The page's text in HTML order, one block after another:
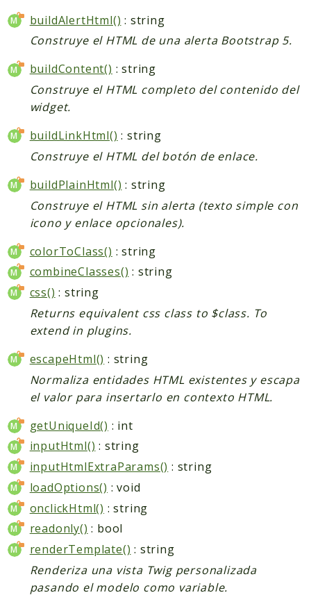
buildAlertHtml() : string
Construye el HTML de una alerta Bootstrap 5.
buildContent() : string
Construye el HTML completo del contenido del
widget.
buildLinkHtml() : string
Construye el HTML del botón de enlace.
buildPlainHtml() : string
Construye el HTML sin alerta (texto simple con
icono y enlace opcionales).
colorToClass() : string
combineClasses() : string
css() : string
Returns equivalent css class to $class. To
extend in plugins.
escapeHtml() : string
Normaliza entidades HTML existentes y escapa
el valor para insertarlo en contexto HTML.
getUniqueId() : int
inputHtml() : string
inputHtmlExtraParams() : string
loadOptions() : void
onclickHtml() : string
readonly() : bool
renderTemplate() : string
Renderiza una vista Twig personalizada
pasando el modelo como variable.